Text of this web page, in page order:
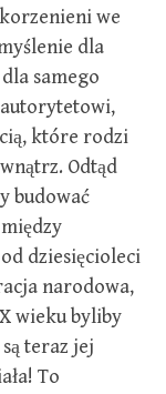
we
dla
samego
autorytetowi,
które rodzi
Odtąd
budować
dziesięcioleci
narodowa,
wieku byliby
teraz jej
To